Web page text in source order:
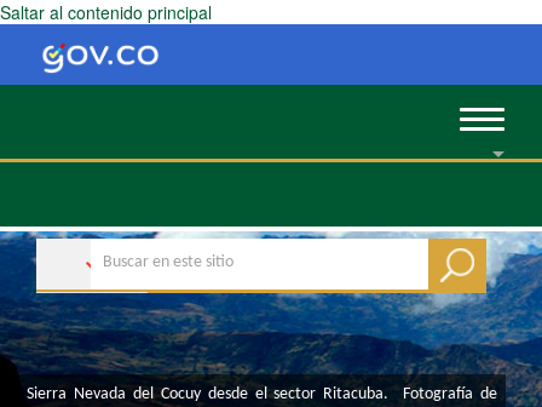
Saltar al contenido principal
Toggle
​​Sierra Nevada del Cocuy desde el sector Ritacuba. Fotografía de